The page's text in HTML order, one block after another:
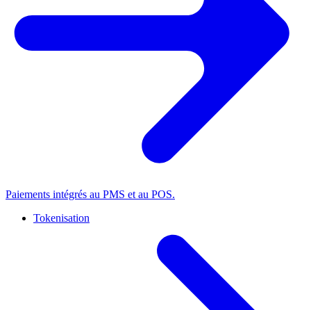
Paiements intégrés au PMS et au POS.
Tokenisation